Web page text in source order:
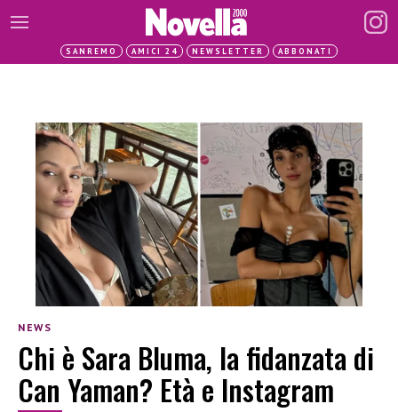
SANREMO AMICI 24 NEWSLETTER ABBONATI
NEWS
Chi è Sara Bluma, la fidanzata di
Can Yaman? Età e Instagram